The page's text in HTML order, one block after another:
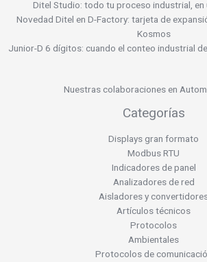
Ditel Studio: todo tu proceso industrial, en
Novedad Ditel en D-Factory: tarjeta de
Kosmos
Junior-D 6 dígitos: cuando el conteo industrial
Nuestras colaboraciones en
Categorías
Displays gran formato
Modbus RTU
Indicadores de panel
Analizadores de red
Aisladores y
Artículos técnicos
Protocolos
Ambientales
Protocolos de